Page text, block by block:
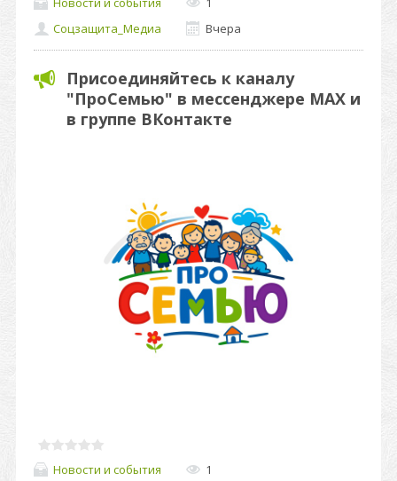
Соцзащита_Медиа
Вчера
Присоединяйтесь к каналу
"ПроСемью" в мессенджере MAX и
в группе ВКонтакте
Новости и события
1